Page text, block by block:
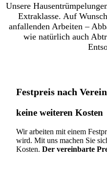
Unsere
Extraklasse. Auf
anfallenden Arbeiten –
wie natürlich auch
Festpreis nach
keine weiteren Kosten
Wir arbeiten mit einem
wird. Mit uns machen Sie
Kosten. Der vereinbarte